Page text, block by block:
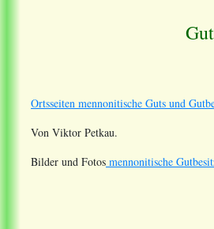
Ortsseiten mennonitische Guts und
Von Viktor Petkau.
Bilder und Fotos mennonitische